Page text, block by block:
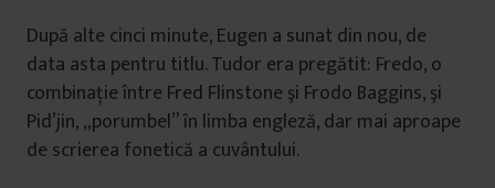
După alte cinci minute, Eugen a sunat din nou, de
data asta pentru titlu. Tudor era pregătit: Fredo, o
combinaţie între Fred Flinstone şi Frodo Baggins, şi
Pid’jin, „porumbel” în limba engleză, dar mai aproape
de scrierea fonetică a cuvântului.